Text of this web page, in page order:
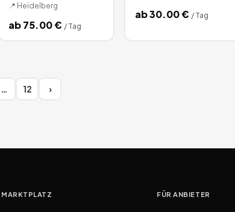
📍 Heidelberg
ab75.00€ / Tag
ab30.00€ / Tag
… 12 ›
MARKTPLATZ FÜR ANBIETER